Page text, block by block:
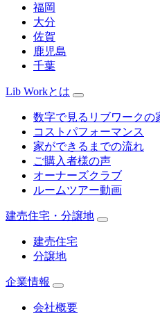
福岡
大分
佐賀
鹿児島
千葉
Lib Workとは
数字で見るリブワークの
コストパフォーマンス
家ができるまでの流れ
ご購入者様の声
オーナーズクラブ
ルームツアー動画
建売住宅・分譲地
建売住宅
分譲地
企業情報
会社概要